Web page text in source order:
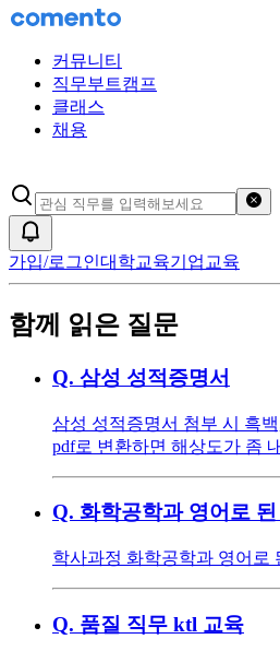
커뮤니티
직무부트캠프
클래스
채용
가입/로그인대학교육기업교육
함께 읽은 질문
Q. 삼성 성적증명서
삼성 성적증명서 첨부 시 흑
pdf로 변환하면 해상도가 좀
Q. 화학공학과 영어로
학사과정 화학공학과 영어로
Q. 품질 직무 ktl 교육